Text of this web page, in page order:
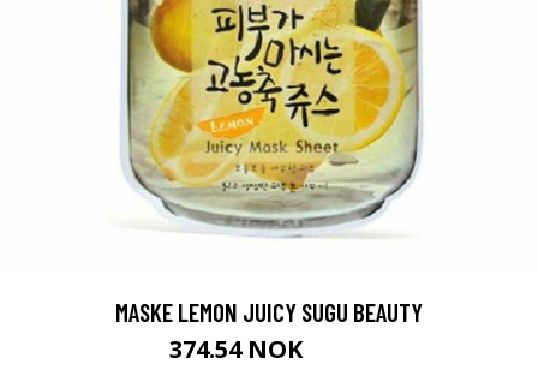
MASKE LEMON JUICY SUGU BEAUTY
374.54 NOK